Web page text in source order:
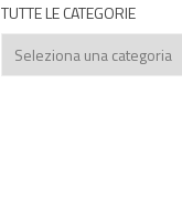
TUTTE LE CATEGORIE
Tutte
le